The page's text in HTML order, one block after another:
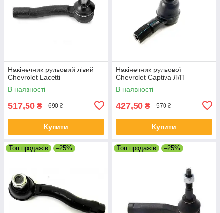
Накінечник рульовий лівий
Chevrolet Lacetti
В наявності
517,50 ₴ 690 ₴
Купити
Накінечник рульової
Chevrolet Captiva Л/П
В наявності
427,50 ₴ 570 ₴
Купити
Топ продажів –25% Топ продажів –25%